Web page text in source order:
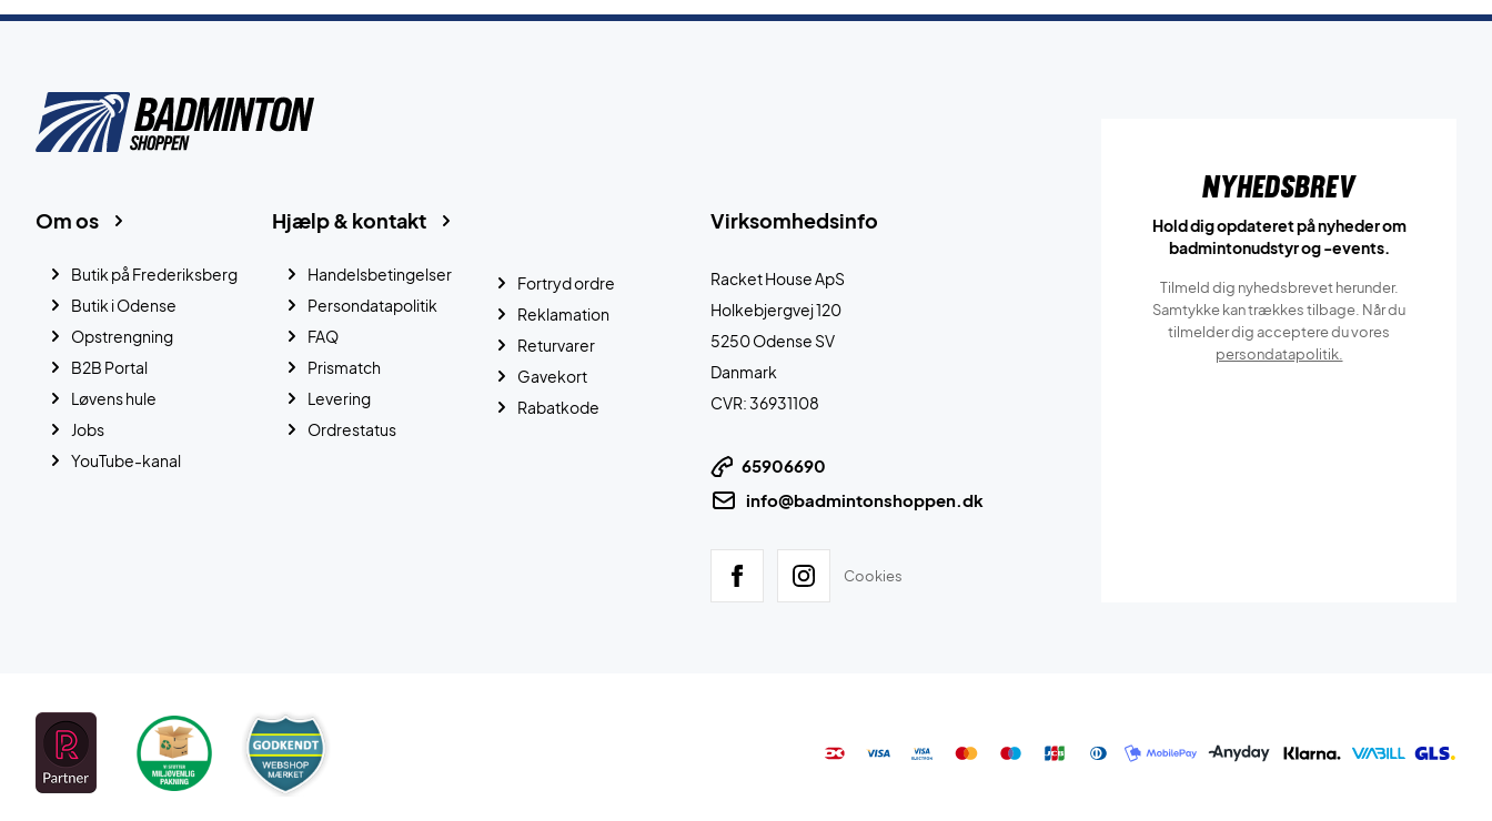
Virksomhedsinfo
Racket House ApS
Holkebjergvej 120
5250 Odense SV
Danmark
CVR: 36931108
65906690
info@badmintonshoppen.dk
Cookies
Hjælp & kontakt
Handelsbetingelser
Persondatapolitik
FAQ
Prismatch
Levering
Ordrestatus
Fortryd ordre
Reklamation
Returvarer
Gavekort
Rabatkode
Om os
Butik på Frederiksberg
Butik i Odense
Opstrengning
B2B Portal
Løvens hule
Jobs
YouTube-kanal
Nyhedsbrev
Hold dig opdateret på nyheder om
badmintonudstyr og -events.
Tilmeld dig nyhedsbrevet herunder.
Samtykke kan trækkes tilbage. Når du
tilmelder dig acceptere du vores
persondatapolitik.